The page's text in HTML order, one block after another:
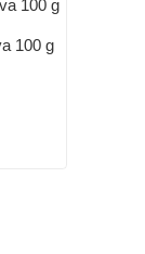
100 g